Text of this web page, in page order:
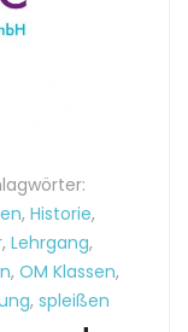
, Historie,
, Lehrgang,
, OM Klassen,
, spleißen